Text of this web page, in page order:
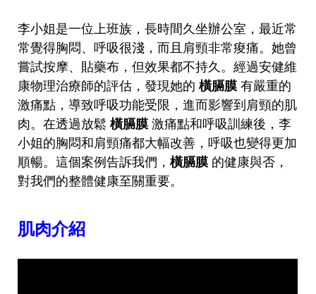
李小姐是一位上班族，長時間久坐辦公室，最近常
常覺得胸悶、呼吸很淺，而且肩頸非常痠痛。她曾
嘗試按摩、貼藥布，但效果都不持久。經過安健維
康物理治療師的評估，發現她的橫膈膜 有嚴重的
激痛點，導致呼吸功能受限，進而影響到肩頸的肌
肉。在透過放鬆橫膈膜 激痛點和呼吸訓練後，李
小姐的胸悶和肩頸痛都大幅改善，呼吸也變得更加
順暢。這個案例告訴我們，橫膈膜 的健康與否，
對我們的整體健康至關重要。
肌肉介紹